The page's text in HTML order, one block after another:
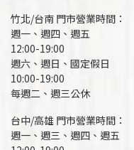
竹北/台南 門市營業時間：
週一、週四、週五
12:00-19:00
週六、週日、國定假日
10:00-19:00
每週二、週三公休
台中/高雄 門市營業時間：
週一、週三、週四、週五